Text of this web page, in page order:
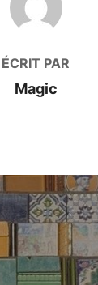
ÉCRIT PAR
Magic